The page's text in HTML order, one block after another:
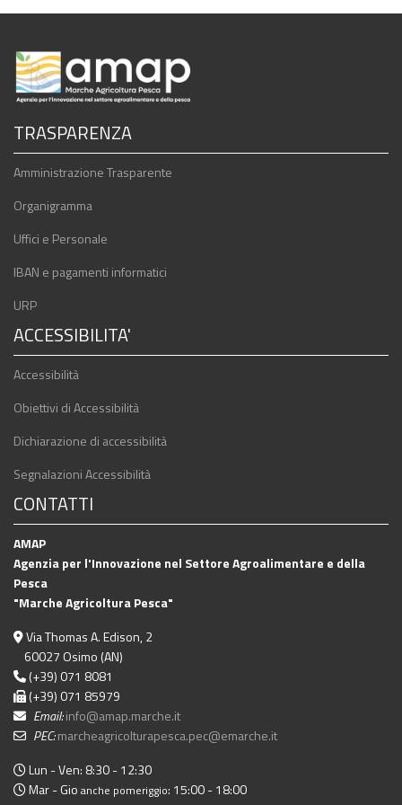
TRASPARENZA
Amministrazione Trasparente
Organigramma
Uffici e Personale
IBAN e pagamenti informatici
URP
ACCESSIBILITA'
Accessibilità
Obiettivi di Accessibilità
Dichiarazione di accessibilità
Segnalazioni Accessibilità
CONTATTI
AMAP
Agenzia per l'Innovazione nel Settore Agroalimentare e della
Pesca
"Marche Agricoltura Pesca"
Via Thomas A. Edison, 2
60027 Osimo (AN)
(+39) 071 8081
(+39) 071 85979
Email:info@amap.marche.it
PEC:marcheagricolturapesca.pec@emarche.it
Lun - Ven: 8:30 - 12:30
Mar - Gio anche pomeriggio: 15:00 - 18:00